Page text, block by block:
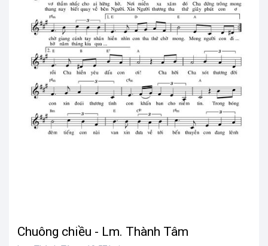
Chuông chiều - Lm. Thành Tâm